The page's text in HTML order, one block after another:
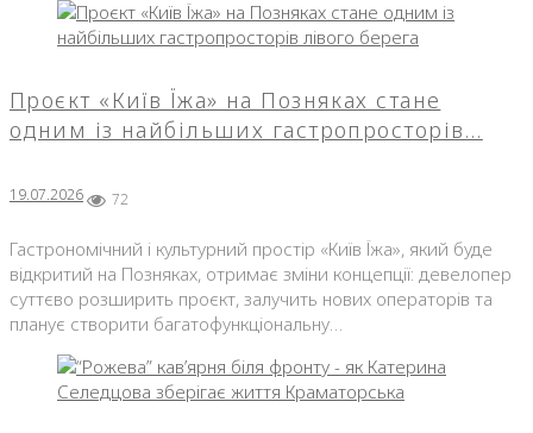
Проєкт «Київ Їжа» на Позняках стане
одним із найбільших гастропросторів…
19.07.2026 72
Гастрономічний і культурний простір «Київ Їжа», який буде
відкритий на Позняках, отримає зміни концепції: девелопер
суттєво розширить проєкт, залучить нових операторів та
планує створити багатофункціональну…